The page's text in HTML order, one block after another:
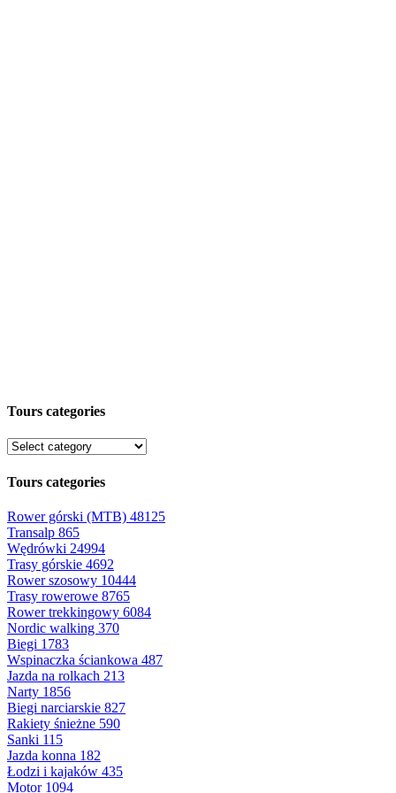
Tours categories
Tours categories
Rower górski (MTB) 48125
Transalp 865
Wędrówki 24994
Trasy górskie 4692
Rower szosowy 10444
Trasy rowerowe 8765
Rower trekkingowy 6084
Nordic walking 370
Biegi 1783
Wspinaczka ściankowa 487
Jazda na rolkach 213
Narty 1856
Biegi narciarskie 827
Rakiety śnieżne 590
Sanki 115
Jazda konna 182
Łodzi i kajaków 435
Motor 1094